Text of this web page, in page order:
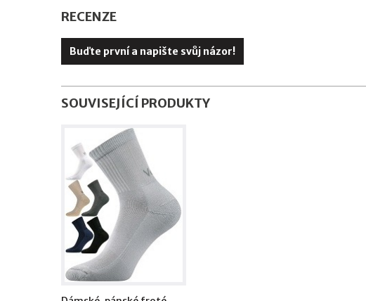
RECENZE
Buďte první a napište svůj názor!
SOUVISEJÍCÍ PRODUKTY